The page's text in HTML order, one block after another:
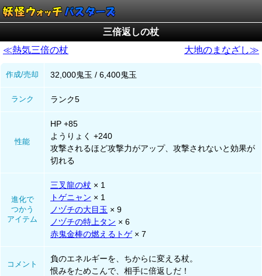
三倍返しの杖
≪熱気三倍の杖
大地のまなざし≫
作成/売却 32,000鬼玉 / 6,400鬼玉
ランク ランク5
性能
HP +85
ようりょく +240
攻撃されるほど攻撃力がアップ、攻撃されないと効果が
切れる
進化で
つかう
アイテム
三叉龍の杖 × 1
トゲニャン × 1
ノヅチの大目玉 × 9
ノヅチの特上タン × 6
赤鬼金棒の燃えるトゲ× 7
コメント
負のエネルギーを、ちからに変える杖。
恨みをためこんで、相手に倍返しだ！